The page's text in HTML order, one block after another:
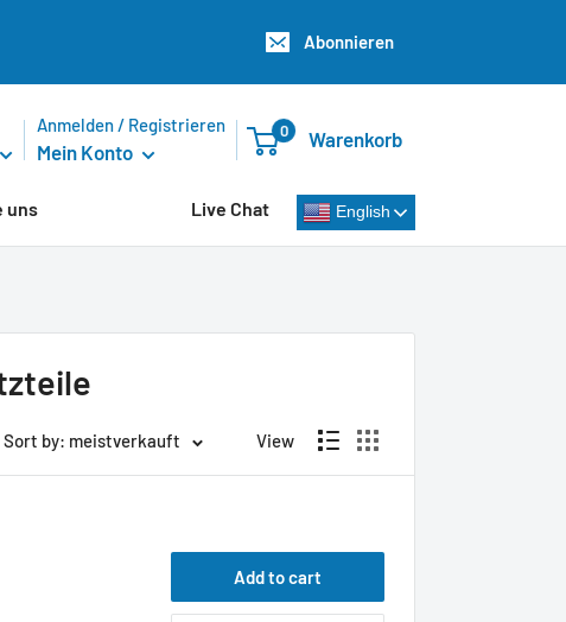
Abonnieren
Anmelden / Registrieren
Mein Konto
0 Warenkorb
uns Live Chat English
Sort by: meistverkauft View
Add to cart